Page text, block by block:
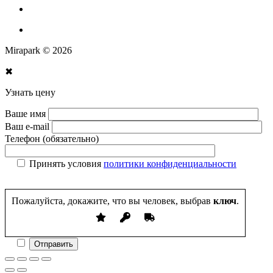
Mirapark © 2026
✖
Узнать цену
Ваше имя
Ваш e-mail
Телефон (обязательно)
Принять условия политики конфиденциальности
Пожалуйста, докажите, что вы человек, выбрав ключ.